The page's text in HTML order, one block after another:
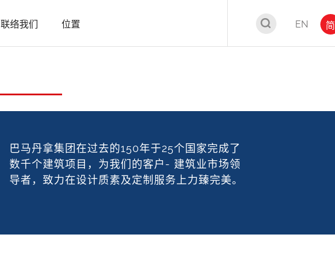
联络我们 位置 EN 简
巴马丹拿集团在过去的150年于25个国家完成了
数千个建筑项目，为我们的客户- 建筑业市场领
导者，致力在设计质素及定制服务上力臻完美。